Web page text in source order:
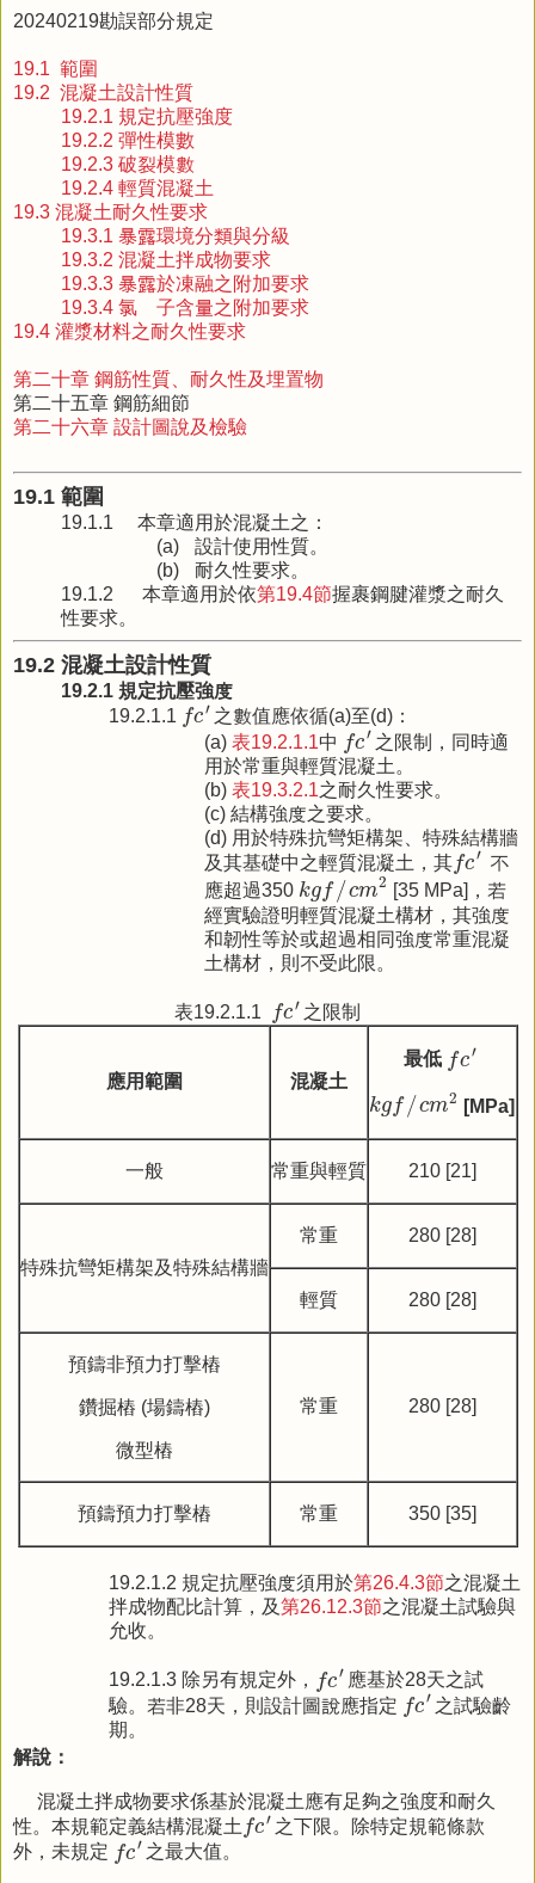
20240219勘誤部分規定
19.1 範圍
19.2 混凝土設計性質
19.2.1 規定抗壓強度
19.2.2 彈性模數
19.2.3 破裂模數
19.2.4 輕質混凝土
19.3 混凝土耐久性要求
19.3.1 暴露環境分類與分級
19.3.2 混凝土拌成物要求
19.3.3 暴露於凍融之附加要求
19.3.4 氯離子含量之附加要求
19.4 灌漿材料之耐久性要求
第二十章 鋼筋性質、耐久性及埋置物
第二十五章 鋼筋細節
第二十六章 設計圖說及檢驗
19.1 範圍
19.1.1
本章適用於混凝土之：
(a)
設計使用性質。
(b)
耐久性要求。
19.1.2
本章適用於依第19.4節握裹鋼腱灌漿之耐久
性要求。
19.2 混凝土設計性質
19.2.1 規定抗壓強度
19.2.1.1 fc′
fc′ 之數值應依循(a)至(d)：
(a) 表19.2.1.1中 fc′
fc′ 之限制，同時適
用於常重與輕質混凝土。
(b) 表19.3.2.1之耐久性要求。
(c) 結構強度之要求。
(d) 用於特殊抗彎矩構架、特殊結構牆
及其基礎中之輕質混凝土，其fc′
fc′
不
應超過350 kgf /cm2
kgf/cm2
[35 MPa]，若
經實驗證明輕質混凝土構材，其強度
和韌性等於或超過相同強度常重混凝
土構材，則不受此限。
表19.2.1.1 fc′
c 之限制
應用範圍 混凝土
最低 fc′
c
kgf /cm2
k f/ c 2
[MPa]
一般 常重與輕質 210 [21]
特殊抗彎矩構架及特殊結構牆
常重 280 [28]
輕質 280 [28]
預鑄非預力打擊樁
鑽掘樁 (場鑄樁)
微型樁
常重 280 [28]
預鑄預力打擊樁 常重 350 [35]
19.2.1.2 規定抗壓強度須用於第26.4.3節之混凝土
拌成物配比計算，及第26.12.3節之混凝土試驗與
允收。
19.2.1.3 除另有規定外， fc′
c
應基於28天之試
驗。若非28天，則設計圖說應指定 fc′
fc′ 之試驗齡
期。
解說：
混凝土拌成物要求係基於混凝土應有足夠之強度和耐久
性。本規範定義結構混凝土 fc′
fc′ 之下限。除特定規範條款
外，未規定 fc′
fc′ 之最大值。